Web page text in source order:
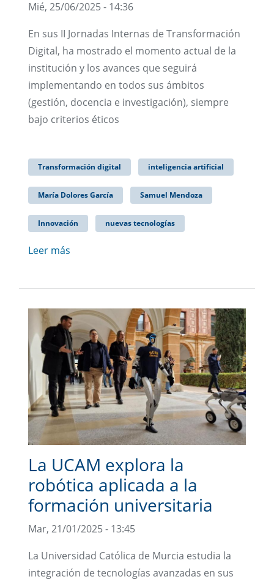
Mié, 25/06/2025 - 14:36
En sus II Jornadas Internas de Transformación
Digital, ha mostrado el momento actual de la
institución y los avances que seguirá
implementando en todos sus ámbitos
(gestión, docencia e investigación), siempre
bajo criterios éticos
Transformación digital inteligencia artificial
María Dolores García Samuel Mendoza
Innovación nuevas tecnologías
Leer más
La UCAM explora la
robótica aplicada a la
formación universitaria
Mar, 21/01/2025 - 13:45
La Universidad Católica de Murcia estudia la
integración de tecnologías avanzadas en sus